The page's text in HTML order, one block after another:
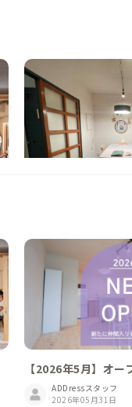
NEW
秋田県 ゲストハウス
【まるっと貸切専用
仕事とまちの時間を
この家からの距離 0km
【2026年5月】オ
ADDressスタッフ
2026年05月31日